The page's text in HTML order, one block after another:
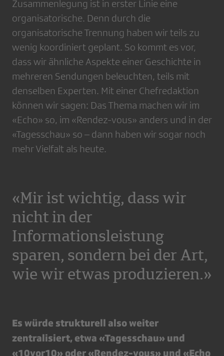
Zusammenlegung ist in erster Linie eine
organisatorische. Denn durch die
organisatorische Trennung haben wir teils zu
wenig koordiniert geplant. So kommt es vor,
dass wir ähnliche Aspekte einer Geschichte in
mehreren Sendungen beleuchten, teils mit
denselben Experten. Mit einer Chefredaktion
können wir sagen: Das Thema machen wir im
«Echo» so, im «Rendez-vous» anders und in der
«Tagesschau» so – dann haben wir sogar noch
mehr Vielfalt als heute.
«Mir ist wichtig, dass wir
nicht in der
Informationsleistung
sparen, sondern bei der Art,
wie wir etwas produzieren.»
Es würde strukturell also weiter
zentralisiert, etwa «Tagesschau» und
«10vor10» oder «Rendez-vous» und «Echo